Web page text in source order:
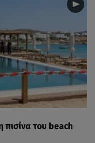
του beach